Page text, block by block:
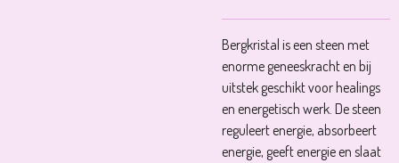
Bergkristal is een steen met
enorme geneeskracht en bij
uitstek geschikt voor healings
en energetisch werk. De steen
reguleert energie, absorbeert
energie, geeft energie en slaat